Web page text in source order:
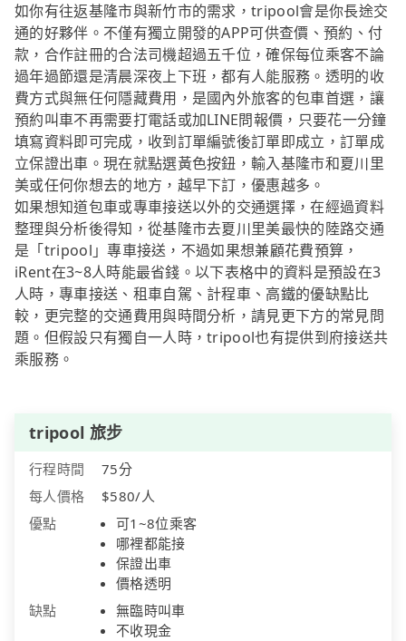
如你有往返基隆市與新竹市的需求，tripool會是你長途交
通的好夥伴。不僅有獨立開發的APP可供查價、預約、付
款，合作註冊的合法司機超過五千位，確保每位乘客不論
過年過節還是清晨深夜上下班，都有人能服務。透明的收
費方式與無任何隱藏費用，是國內外旅客的包車首選，讓
預約叫車不再需要打電話或加LINE問報價，只要花一分鐘
填寫資料即可完成，收到訂單編號後訂單即成立，訂單成
立保證出車。現在就點選黃色按鈕，輸入基隆市和夏川里
美或任何你想去的地方，越早下訂，優惠越多。
如果想知道包車或專車接送以外的交通選擇，在經過資料
整理與分析後得知，從基隆市去夏川里美最快的陸路交通
是「tripool」專車接送，不過如果想兼顧花費預算，
iRent在3~8人時能最省錢。以下表格中的資料是預設在3
人時，專車接送、租車自駕、計程車、高鐵的優缺點比
較，更完整的交通費用與時間分析，請見更下方的常見問
題。但假設只有獨自一人時，tripool也有提供到府接送共
乘服務。
tripool 旅步
行程時間
75分
每人價格
$580/人
優點
可1~8位乘客
哪裡都能接
保證出車
價格透明
缺點
無臨時叫車
不收現金